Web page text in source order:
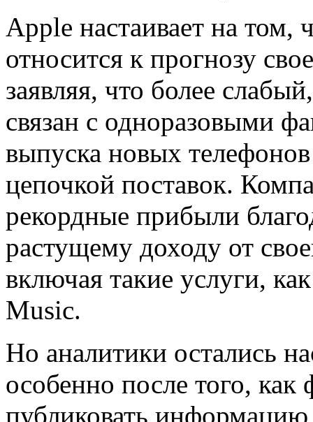
Apple настаивает на том,
относится к прогнозу
заявляя, что более
связан с одноразовыми
выпуска новых
цепочкой поставок.
рекордные прибыли
растущему доходу от
включая такие услуги,
Music.
Но аналитики остались
особенно после того, как
публиковать